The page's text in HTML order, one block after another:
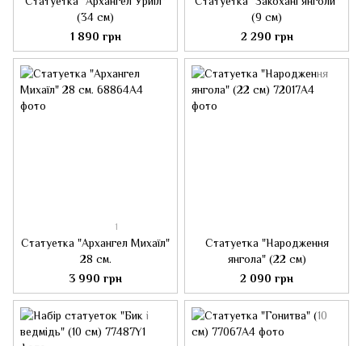
(34 см)
1 890 грн
(9 см)
2 290 грн
1
Статуетка "Архангел Михаїл"
28 см.
3 990 грн
Статуетка "Народження
янгола" (22 см)
2 090 грн